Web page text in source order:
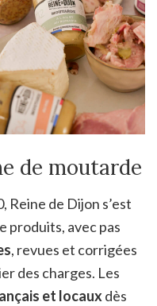
de moutarde
Reine de Dijon s’est
produits, avec pas
, revues et corrigées
des charges. Les
et locauxdès